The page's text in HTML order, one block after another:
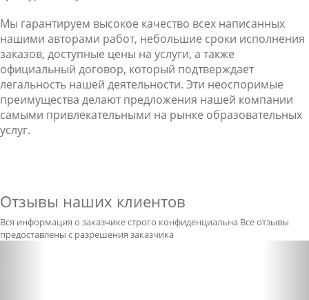
Мы гарантируем высокое качество всех написанных
нашими авторами работ, небольшие сроки исполнения
заказов, доступные цены на услуги, а также
официальный договор, который подтверждает
легальность нашей деятельности. Эти неоспоримые
преимущества делают предложения нашей компании
самыми привлекательными на рынке образовательных
услуг.
Отзывы наших клиентов
Вся информация о заказчике строго конфиденциальна Все отзывы
предоставлены с разрешения заказчика